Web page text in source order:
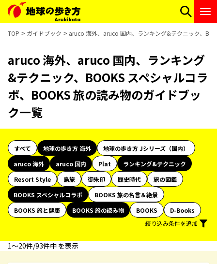
TOP ガイドブック aruco 海外、aruco 国内、ランキング&テクニック、
aruco 海外、aruco 国内、ランキング
&テクニック、BOOKS スペシャルコラ
ボ、BOOKS 旅の読み物のガイドブッ
ク一覧
すべて 地球の歩き方 海外
地球の歩き方 Jシリーズ（国内）
aruco 海外
aruco 国内 Plat
ランキング&テクニック
Resort Style
島旅 御朱印 歴史時代
旅の図鑑
BOOKS スペシャルコラボ
BOOKS 旅の名言＆絶景
BOOKS 旅と健康
BOOKS 旅の読み物 BOOKS
D-Books
絞り込み条件を追加
1〜20件/93件中 を表示